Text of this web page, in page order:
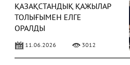
ҚАЗАҚСТАНДЫҚ ҚАЖЫЛАР
ТОЛЫҒЫМЕН ЕЛГЕ
ОРАЛДЫ
11.06.2026 3012